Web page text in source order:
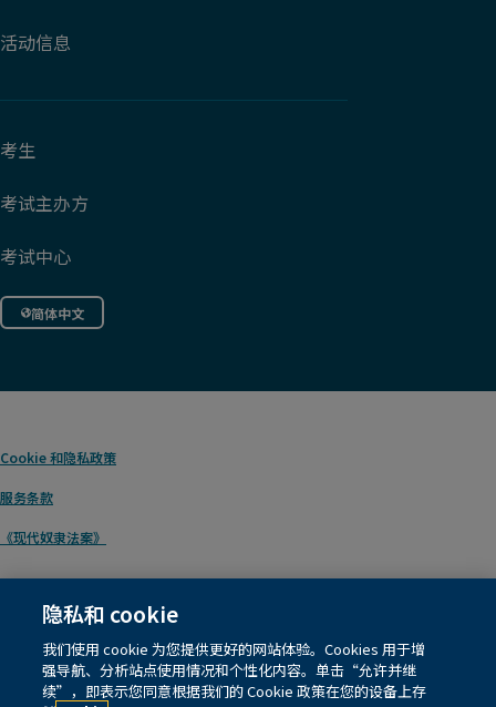
活动信息
考生
考试主办方
考试中心
简体中文
Cookie和隐私政策
服务条款
《现代奴隶法案》
似技术训练相关的各项权利。
隐私和 cookie
我们使用 cookie 为您提供更好的网站体验。Cookies 用于增
强导航、分析站点使用情况和个性化内容。单击“允许并继
续”，即表示您同意根据我们的 Cookie 政策在您的设备上存